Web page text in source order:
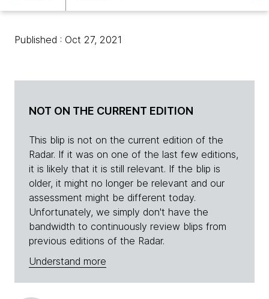
Published : Oct 27, 2021
NOT ON THE CURRENT EDITION
This blip is not on the current edition of the
Radar. If it was on one of the last few editions,
it is likely that it is still relevant. If the blip is
older, it might no longer be relevant and our
assessment might be different today.
Unfortunately, we simply don't have the
bandwidth to continuously review blips from
previous editions of the Radar.
Understand more